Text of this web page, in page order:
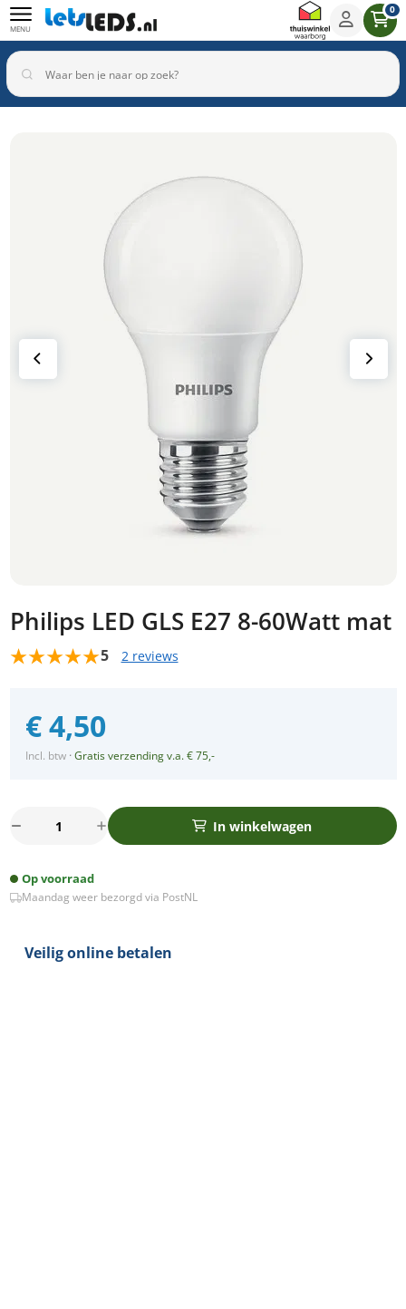
MENU
0
Philips LED GLS E27 8-60Watt mat
5 2 reviews
€4,50
Incl. btw ·Gratis verzending v.a. € 75,-
Philips
E27
8-
aantal
In winkelwagen
Op voorraad
Maandag weer bezorgd via PostNL
Veilig online betalen